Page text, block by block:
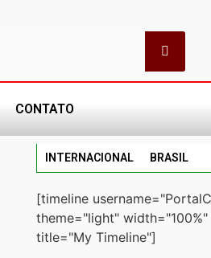
CONTATO
INTERNACIONAL BRASIL
[timeline
theme="light"
title="My Timeline"]